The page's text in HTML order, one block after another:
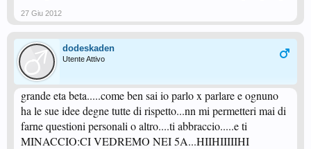
27 Giu 2012
dodeskaden
Utente Attivo
grande eta beta.....come ben sai io parlo x parlare e ognuno
ha le sue idee degne tutte di rispetto...nn mi permetteri mai di
farne questioni personali o altro....ti abbraccio.....e ti
MINACCIO:CI VEDREMO NEI 5A...HIIHIIIIIHI